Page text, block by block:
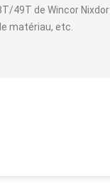
49T de Wincor
matériau, etc.